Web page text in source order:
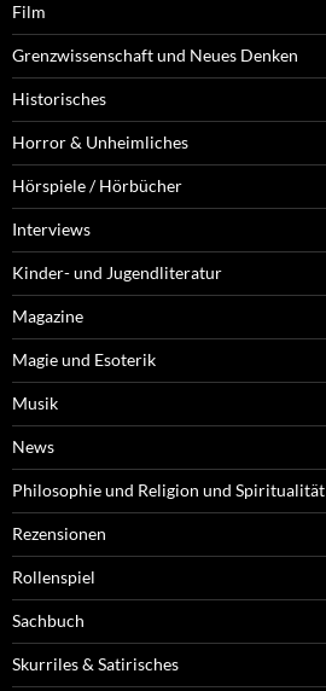
Film
Grenzwissenschaft und Neues Denken
Historisches
Horror & Unheimliches
Hörspiele / Hörbücher
Interviews
Kinder- und Jugendliteratur
Magazine
Magie und Esoterik
Musik
News
Philosophie und Religion und Spiritualität
Rezensionen
Rollenspiel
Sachbuch
Skurriles & Satirisches